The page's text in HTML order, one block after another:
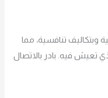
تنافسية، مما
تعيش فيه. بادر بالاتصال